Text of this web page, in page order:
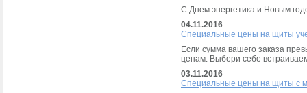
С Днем энергетика и Новым
04.11.2016
Специальные цены на щиты
Если сумма вашего заказа
ценам. Выбери себе
03.11.2016
Специальные цены на щиты с